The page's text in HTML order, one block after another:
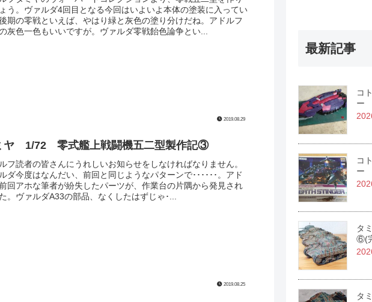
う。ヴァルダ4回目となる今回はいよいよ本体の塗装に入ってい
期の零戦といえば、やはり緑と灰色の塗り分けだね。アドルフ
灰色一色もいいですが。ヴァルダ零戦飴色論争とい...
2019.08.29
ヤ 1/72 零式艦上戦闘機五二型製作記③
フ読者の皆さんにうれしいお知らせをしなければなりません。
ダ今度はなんだい、前回と同じようなパターンで･･････。アド
回アホな筆者が紛失したパーツが、作業台の片隅から発見され
。ヴァルダA33の部品、なくしたはずじゃ･...
2019.08.25
最新記事
コ
ー
コ
ー
タ
⑥(
タ